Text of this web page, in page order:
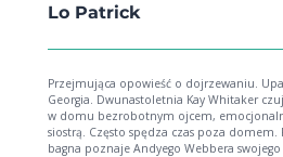
Lo Patrick
Przejmująca opowieść o dojrzewaniu.
Georgia. Dwunastoletnia Kay Whitaker
w domu bezrobotnym ojcem, emocjonalnie nieobecną matką i zamkniętą w sobie
siostrą. Często spędza czas poza
bagna poznaje Andyego Webbera swojego rówieśnika. Chłopiec wraz z ojcem